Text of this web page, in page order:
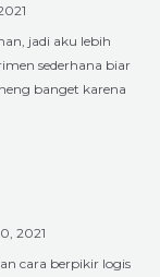
jadi aku lebih
sederhana biar
banget karena
2021
cara berpikir logis